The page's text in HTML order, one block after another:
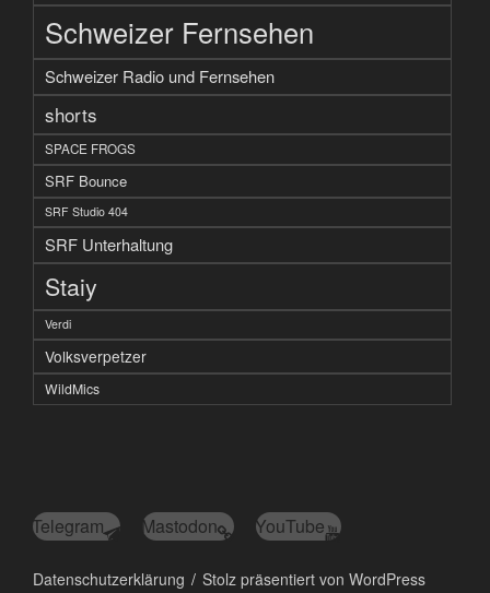
Schweizer Fernsehen
Schweizer Radio und Fernsehen
shorts
SPACE FROGS
SRF Bounce
SRF Studio 404
SRF Unterhaltung
Staiy
Verdi
Volksverpetzer
WildMics
Telegram Mastodon YouTube
Datenschutzerklärung Stolz präsentiert von WordPress